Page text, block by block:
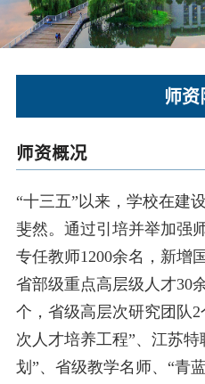
师资
师资概况
“十三五”以来，学校在建
斐然。通过引培并举加强
专任教师1200余名，新增
省部级重点高层级人才30
个，省级高层次研究团队
次人才培养工程”、江苏
划”、省级教学名师、“青